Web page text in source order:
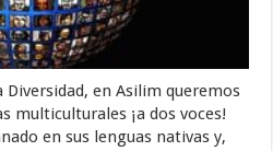
Diversidad, en Asilim queremos
multiculturales ¡a dos voces!
en sus lenguas nativas y,